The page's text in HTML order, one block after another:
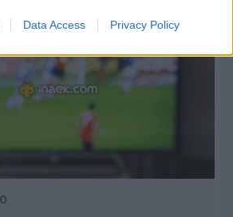
Data Access Privacy Policy